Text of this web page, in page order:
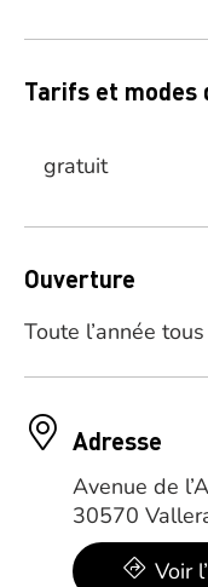
Tarifs et modes
gratuit
Ouverture
Toute l’année
Adresse
Avenue de
30570
Voir